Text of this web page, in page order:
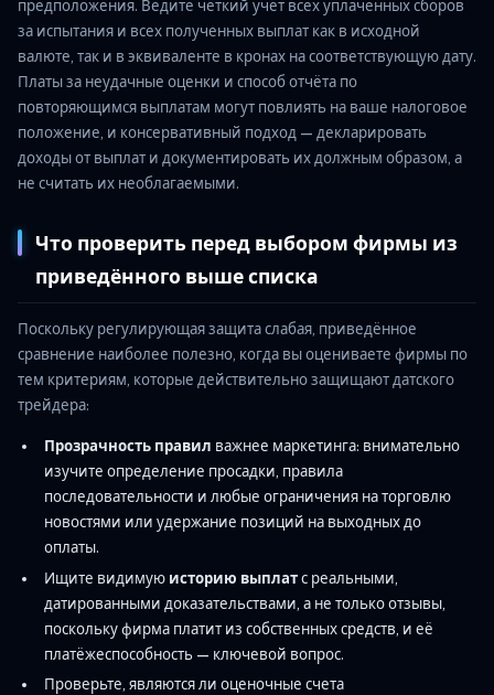
предположения. Ведите чёткий учёт всех уплаченных сборов
за испытания и всех полученных выплат как в исходной
валюте, так и в эквиваленте в кронах на соответствующую дату.
Платы за неудачные оценки и способ отчёта по
повторяющимся выплатам могут повлиять на ваше налоговое
положение, и консервативный подход — декларировать
доходы от выплат и документировать их должным образом, а
не считать их необлагаемыми.
Что проверить перед выбором фирмы из
приведённого выше списка
Поскольку регулирующая защита слабая, приведённое
сравнение наиболее полезно, когда вы оцениваете фирмы по
тем критериям, которые действительно защищают датского
трейдера:
Прозрачность правил важнее маркетинга: внимательно
изучите определение просадки, правила
последовательности и любые ограничения на торговлю
новостями или удержание позиций на выходных до
оплаты.
Ищите видимую историю выплатс реальными,
датированными доказательствами, а не только отзывы,
поскольку фирма платит из собственных средств, и её
платёжеспособность — ключевой вопрос.
Проверьте, являются ли оценочные счета